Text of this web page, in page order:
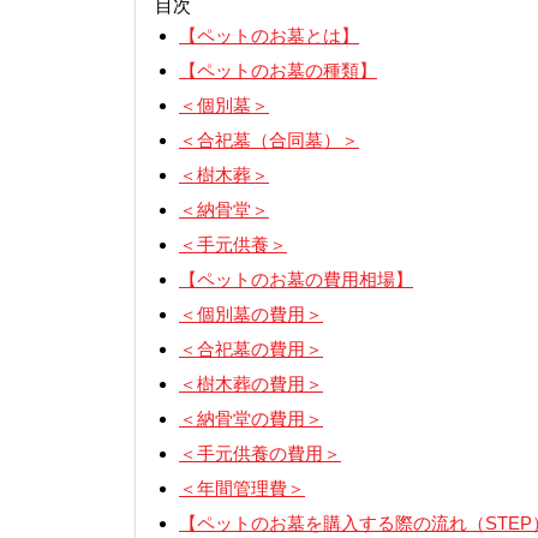
目次
【ペットのお墓とは】
【ペットのお墓の種類】
＜個別墓＞
＜合祀墓（合同墓）＞
＜樹木葬＞
＜納骨堂＞
＜手元供養＞
【ペットのお墓の費用相場】
＜個別墓の費用＞
＜合祀墓の費用＞
＜樹木葬の費用＞
＜納骨堂の費用＞
＜手元供養の費用＞
＜年間管理費＞
【ペットのお墓を購入する際の流れ（STEP